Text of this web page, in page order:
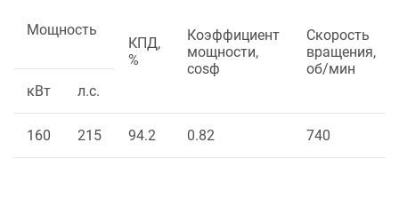
Мощность
КПД,
%
Коэффициент
мощности,
cosф
Скорость
вращения,
об/мин
кВт
л.с.
160 215 94.2 0.82 740